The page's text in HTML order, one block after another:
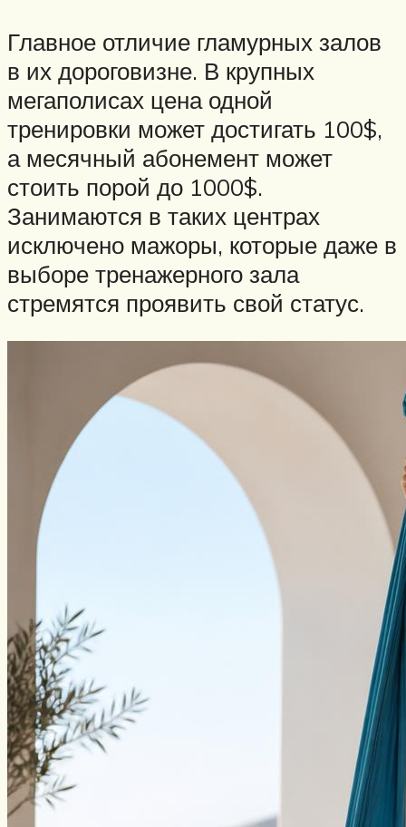
Главное отличие гламурных залов
в их дороговизне. В крупных
мегаполисах цена одной
тренировки может достигать 100$,
а месячный абонемент может
стоить порой до 1000$.
Занимаются в таких центрах
исключено мажоры, которые даже в
выборе тренажерного зала
стремятся проявить свой статус.